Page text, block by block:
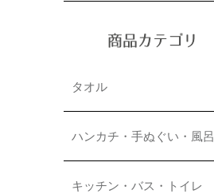
商品カテゴリ
タオル
ハンカチ・手ぬぐい・風
キッチン・バス・トイレ